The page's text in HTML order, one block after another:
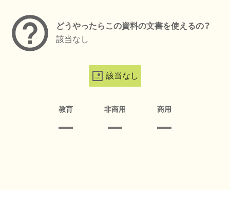
どうやったらこの資料の文書を使えるの？
該当なし
該当なし
教育 非商用 商用